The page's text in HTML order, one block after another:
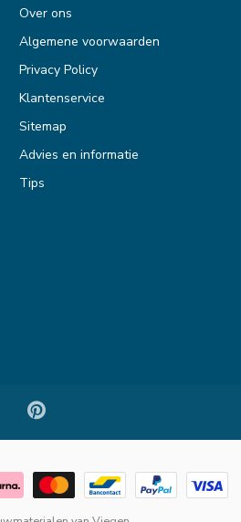
Over ons
Algemene voorwaarden
Privacy Policy
Klantenservice
Sitemap
Advies en informatie
Tips